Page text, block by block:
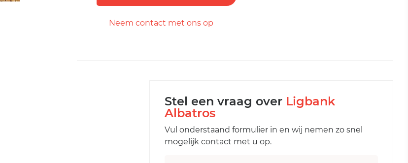
Neem contact met ons op
Stel een vraag over Ligbank
Albatros
Vul onderstaand formulier in en wij nemen zo snel
mogelijk contact met u op.